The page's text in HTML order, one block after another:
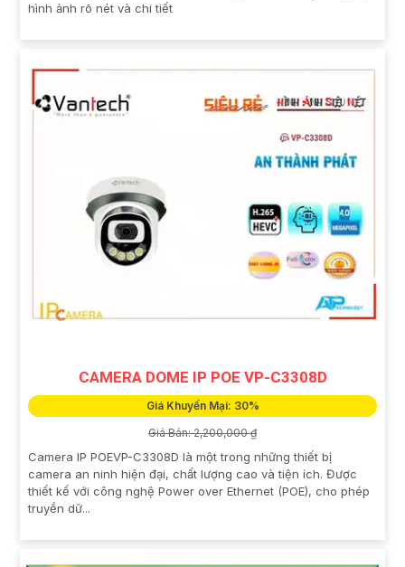
hình ảnh rõ nét và chi tiết
CAMERA DOME IP POE VP-C3308D
Giá Khuyến Mại: 30%
Giá Bán: 2,200,000 ₫
Camera IP POEVP-C3308D là một trong những thiết bị
camera an ninh hiện đại, chất lượng cao và tiện ích. Được
thiết kế với công nghệ Power over Ethernet (POE), cho phép
truyền dữ...